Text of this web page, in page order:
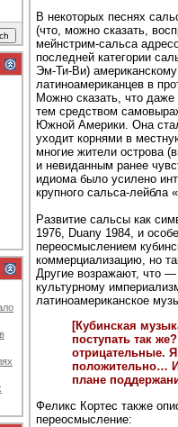
В некоторых песнях
(что, можно сказать,
мейнстрим-сальса
последней категории
Эм-Ти-Ви)
латиноамериканцев в
Можно сказать, что
тем средством
Южной Америки. Она
уходит корнями в
многие жители острова
и невиданным ранее
идиома было усилено
крупного сальса-лейбла
Развитие сальсы как
1976, Duany 1984, и
переосмыслением
коммерциализацию, но
Другие возражают, что —
культурному
латиноамериканское
[Кубинская
поступать так
отрицательные.
положительно…
плане
Феликс Кортес также
переосмысление: